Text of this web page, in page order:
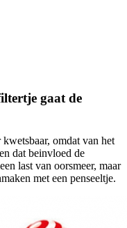
gaat de
omdat van het
dat beinvloed de
last van oorsmeer, maar
met een penseeltje.